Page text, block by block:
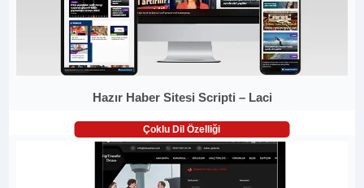
Hazır Haber Sitesi Scripti – Laci
Çoklu Dil Özelliği